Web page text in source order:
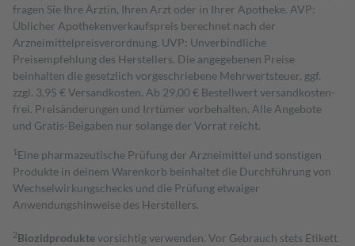
fragen Sie Ihre Ärztin, Ihren Arzt oder in Ihrer Apotheke. AVP:
Üblicher Apothekenverkaufspreis berechnet nach der
Arzneimittelpreisverordnung. UVP: Unverbindliche
Preisempfehlung des Herstellers. Die angegebenen Preise
beinhalten die gesetzlich vorgeschriebene Mehrwertsteuer, ggf.
zzgl. 3,95 € Versandkosten. Ab 29,00 € Bestell­wert versand­kosten­
frei. Preisänderungen und Irrtümer vorbehalten. Alle Angebote
und Gratis-Beigaben nur solange der Vorrat reicht.
1 Eine pharmazeutische Prüfung der Arzneimittel und sonstigen
Produkte in deinem Warenkorb beinhaltet die Durchführung von
Wechselwirkungschecks und die Prüfung etwaiger
Anwendungshinweise des Herstellers.
2Biozidproduktevorsichtig verwenden. Vor Gebrauch stets Etikett